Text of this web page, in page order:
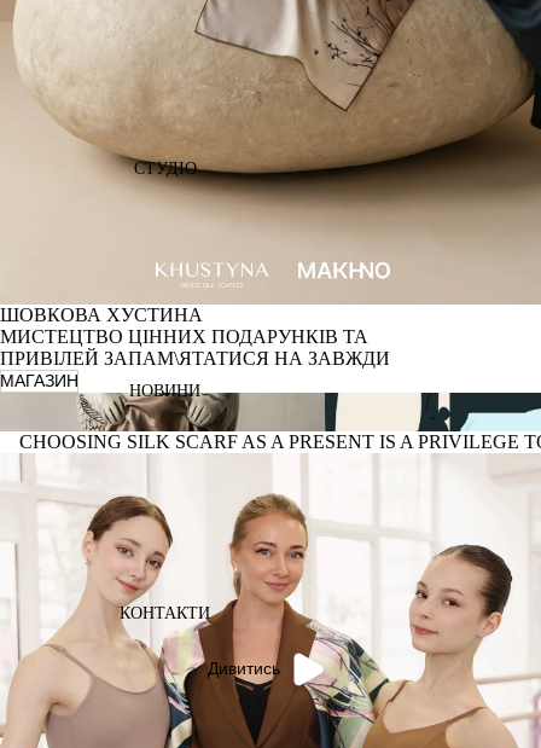
СТУДІО
НОВИНИ
КОНТАКТИ
ШОВКОВА ХУСТИНА
МИСТЕЦТВО ЦІННИХ ПОДАРУНКІВ ТА
ПРИВІЛЕЙ ЗАПАМ\ЯТАТИСЯ НА ЗАВЖДИ
МАГАЗИН
ZHYVI MAKHNO X KHUSTYNA
instinct
CHOOSING SILK SCARF AS A PRESENT IS A PRIVILEGE
Дивитись